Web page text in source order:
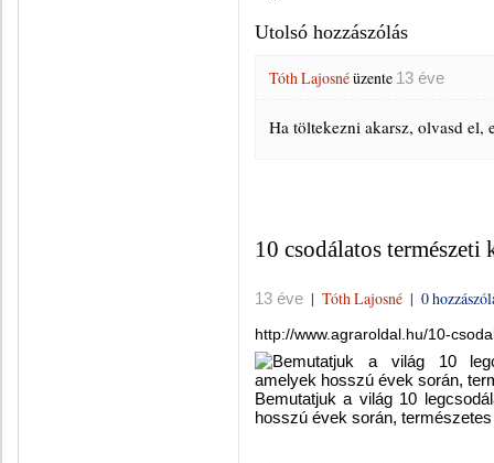
Utolsó hozzászólás
Tóth Lajosnéüzente 13 éve
Ha töltekezni akarsz, olvasd
10 csodálatos természeti
13 éve | Tóth Lajosné | 0
http://www.agraroldal.hu/10-
Bemutatjuk a világ 10
hosszú évek során,